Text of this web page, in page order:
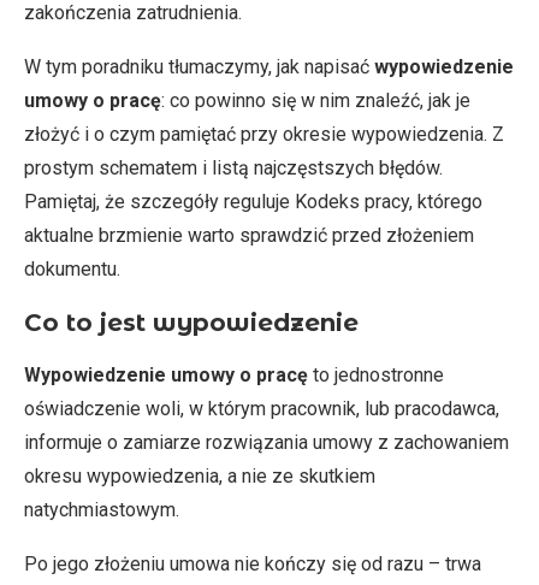
zakończenia zatrudnienia.
W tym poradniku tłumaczymy, jak napisać wypowiedzenie
umowy o pracę: co powinno się w nim znaleźć, jak je
złożyć i o czym pamiętać przy okresie wypowiedzenia. Z
prostym schematem i listą najczęstszych błędów.
Pamiętaj, że szczegóły reguluje Kodeks pracy, którego
aktualne brzmienie warto sprawdzić przed złożeniem
dokumentu.
Co to jest wypowiedzenie
Wypowiedzenie umowy o pracę to jednostronne
oświadczenie woli, w którym pracownik, lub pracodawca,
informuje o zamiarze rozwiązania umowy z zachowaniem
okresu wypowiedzenia, a nie ze skutkiem
natychmiastowym.
Po jego złożeniu umowa nie kończy się od razu – trwa